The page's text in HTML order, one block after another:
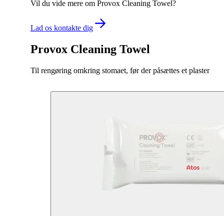
Provox Cleaning Towel
Til rengøring omkring stomaet, før der påsættes et plaster
Vil du vide mere om Provox Cleaning Towel?
Lad os kontakte dig